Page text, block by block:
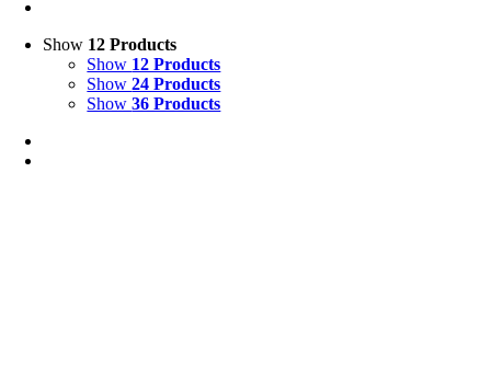
Show 12 Products
Show 12 Products
Show24 Products
Show36 Products